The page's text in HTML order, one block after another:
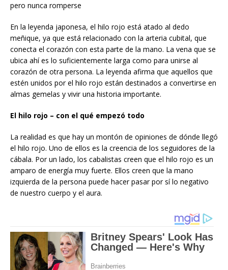
pero nunca romperse
En la leyenda japonesa, el hilo rojo está atado al dedo
meñique, ya que está relacionado con la arteria cubital, que
conecta el corazón con esta parte de la mano. La vena que se
ubica ahí es lo suficientemente larga como para unirse al
corazón de otra persona. La leyenda afirma que aquellos que
estén unidos por el hilo rojo están destinados a convertirse en
almas gemelas y vivir una historia importante.
El hilo rojo – con el qué empezó todo
La realidad es que hay un montón de opiniones de dónde llegó
el hilo rojo. Uno de ellos es la creencia de los seguidores de la
cábala. Por un lado, los cabalistas creen que el hilo rojo es un
amparo de energía muy fuerte. Ellos creen que la mano
izquierda de la persona puede hacer pasar por sí lo negativo
de nuestro cuerpo y el aura.